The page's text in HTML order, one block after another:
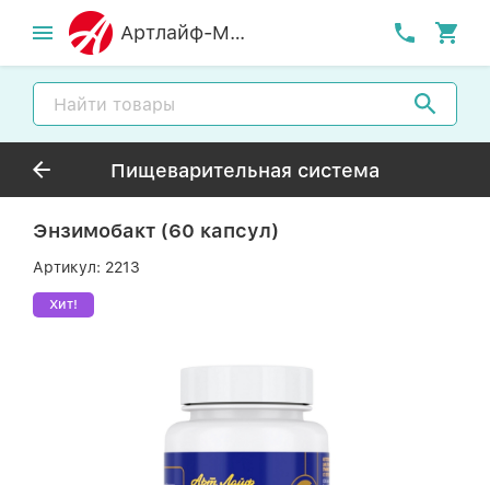
Артлайф-MСК
Пищеварительная система
Энзимобакт (60 капсул)
Артикул: 2213
Хит!